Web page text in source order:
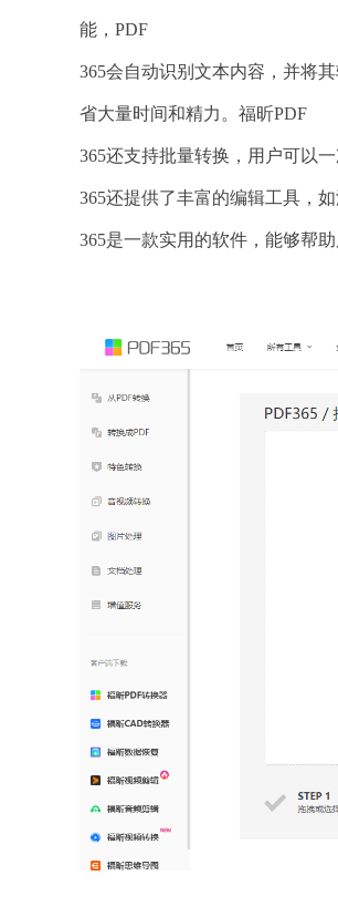
能，PDF
365会自动识别文本内容，并将
省大量时间和精力。福昕PDF
365还支持批量转换，用户可以
365还提供了丰富的编辑工具，
365是一款实用的软件，能够帮